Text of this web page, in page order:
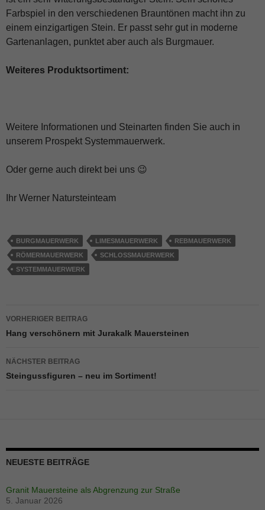
Farbspiel in den verschiedenen Brauntönen macht ihn zu
einem einzigartigen Stein. Er passt sehr gut in moderne
Gartenanlagen, punktet aber auch als Burgmauer.
Weiteres Produktsortiment:
Weitere Informationen und Steinarten finden Sie auch in
unserem Prospekt Systemmauerwerk.
Oder gerne auch direkt bei uns 😉
Ihr Werner Natursteinteam
BURGMAUERWERK LIMESMAUERWERK
REBMAUERWERK
RÖMERMAUERWERK
SCHLOSSMAUERWERK
SYSTEMMAUERWERK
Beitragsnavigation
VORHERIGER BEITRAG
Hang verschönern mit Jurakalk Mauersteinen
NÄCHSTER BEITRAG
Steingussfiguren – neu im Sortiment!
NEUESTE BEITRÄGE
Granit Mauersteine als Abgrenzung zur Straße
5. Januar 2026
Notwendig
Diese
Cookies
wie die Seite